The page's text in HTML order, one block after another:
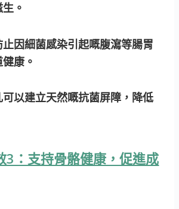
。
因細菌感染引起嘅腹瀉等腸胃
康。
以建立天然嘅抗菌屏障，降低
3：支持骨骼健康，促進成